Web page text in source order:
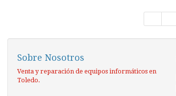
Sobre Nosotros
Venta y reparación de equipos informáticos en
Toledo.